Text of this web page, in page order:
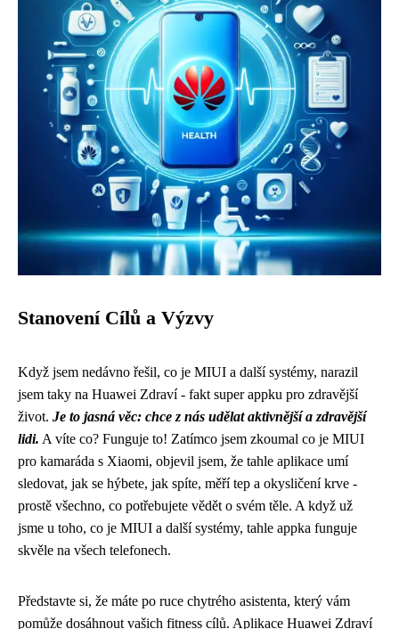
Stanovení Cílů a Výzvy
Když jsem nedávno řešil, co je MIUI a další systémy, narazil
jsem taky na Huawei Zdraví - fakt super appku pro zdravější
život. Je to jasná věc: chce z nás udělat aktivnější a zdravější
lidi. A víte co? Funguje to! Zatímco jsem zkoumal co je MIUI
pro kamaráda s Xiaomi, objevil jsem, že tahle aplikace umí
sledovat, jak se hýbete, jak spíte, měří tep a okysličení krve -
prostě všechno, co potřebujete vědět o svém těle. A když už
jsme u toho, co je MIUI a další systémy, tahle appka funguje
skvěle na všech telefonech.
Představte si, že máte po ruce chytrého asistenta, který vám
pomůže dosáhnout vašich fitness cílů. Aplikace Huawei Zdraví